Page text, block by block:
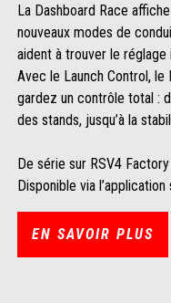
La Dashboard Race
nouveaux modes de
aident à trouver le réglage
Avec le Launch Control,
gardez un contrôle total :
des stands, jusqu’à la
De série sur RSV4
Disponible via
EN SAVOIR PLUS